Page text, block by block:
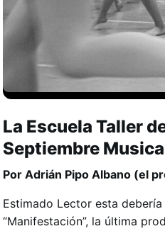
La Escuela Taller
Septiembre
Por Adrián Pipo Albano (el
Estimado Lector esta
“Manifestación”, la última